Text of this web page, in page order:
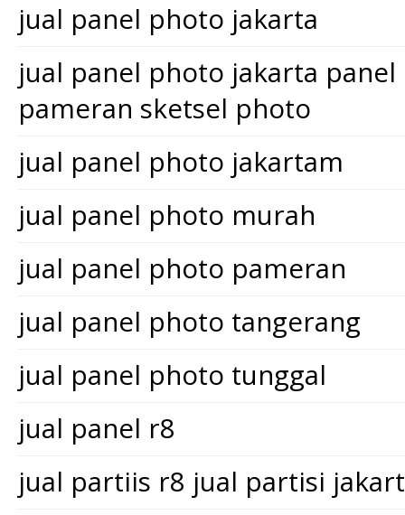
jual panel photo jakarta
jual panel photo jakarta
pameran sketsel photo
jual panel photo jakartam
jual panel photo murah
jual panel photo pameran
jual panel photo tangerang
jual panel photo tunggal
jual panel r8
jual partiis r8 jual partisi